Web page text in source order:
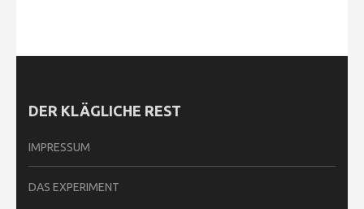
DER KLÄGLICHE REST
IMPRESSUM
DAS EXPERIMENT